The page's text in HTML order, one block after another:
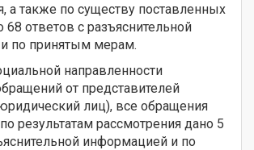
а также по существу поставленных
68 ответов с разъяснительной
по принятым мерам.
направленности
от представителей
лиц), все обращения
результатам рассмотрения дано 5
информацией и по